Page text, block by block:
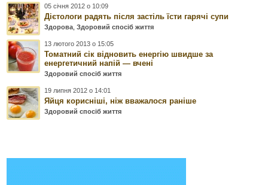
05 січня 2012 о 10:09
Дієтологи радять після застіль їсти гарячі супи
Здорова ,Здоровий спосіб життя
13 лютого 2013 о 15:05
Томатний сік відновить енергію швидше за
енергетичний напій — вчені
Здоровий спосіб життя
19 липня 2012 о 14:01
Яйця корисніші, ніж вважалося раніше
Здоровий спосіб життя